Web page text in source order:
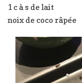
1 c à s de lait
noix de coco râpée